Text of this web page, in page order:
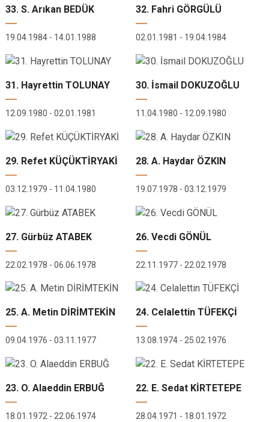
33. S. Arıkan BEDÜK
19.04.1984 - 14.01.1988
32. Fahri GÖRGÜLÜ
02.01.1981 - 19.04.1984
31. Hayrettin TOLUNAY
12.09.1980 - 02.01.1981
30. İsmail DOKUZOĞLU
11.04.1980 - 12.09.1980
29. Refet KÜÇÜKTİRYAKİ
03.12.1979 - 11.04.1980
28. A. Haydar ÖZKIN
19.07.1978 - 03.12.1979
27. Gürbüz ATABEK
22.02.1978 - 06.06.1978
26. Vecdi GÖNÜL
22.11.1977 - 22.02.1978
25. A. Metin DİRİMTEKİN
09.04.1976 - 03.11.1977
24. Celalettin TÜFEKÇİ
13.08.1974 - 25.02.1976
23. O. Alaeddin ERBUĞ
18.01.1972 - 22.06.1974
22. E. Sedat KİRTETEPE
28.04.1971 - 18.01.1972